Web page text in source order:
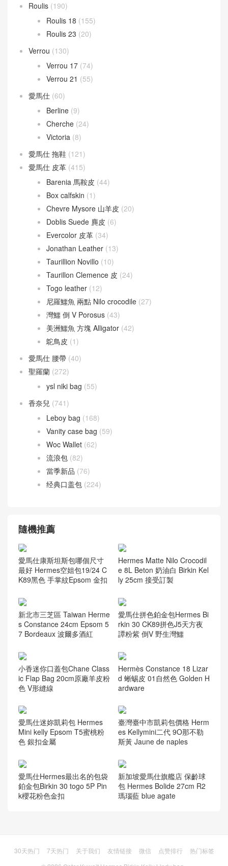
Roulis (190)
Roulis 18 (155)
Roulis 23 (20)
Verrou (130)
Verrou 17 (74)
Verrou 21 (55)
愛馬仕 (60)
Berline (9)
Cherche (24)
Victoria (8)
愛馬仕 拖鞋 (121)
愛馬仕 皮革 (415)
Barenia 馬鞍皮 (44)
Box calfskin (1)
Chevre Mysore 山羊皮 (20)
Doblis Suede 麂皮 (6)
Evercolor 皮革 (34)
Jonathan Leather (13)
Taurillion Novillo (10)
Taurillon Clemence 皮 (24)
Togo leather (12)
尼羅鱷魚 兩點 Nilo crocodile (27)
灣鱷 倒 V Porosus (43)
美洲鱷魚 方塊 Alligator (42)
鴕鳥皮 (1)
愛馬仕 腰帶 (40)
聖羅蘭 (272)
ysl niki bag (55)
香奈兒 (741)
Leboy bag (168)
Vanity case bag (59)
Woc Wallet (62)
流浪包 (82)
當季新品 (76)
经典口盖包 (224)
隨機推薦
愛馬仕康斯坦斯包哪個尺寸
最好 Hermes空姐包19/24 C
K89黑色 手掌紋Epsom 金扣
Hermes Matte Nilo Crocodil
e 8L Beton 奶油白 Birkin Kel
ly 25cm 接受訂製
新北市三芝區 Taiwan Herme
s Constance 24cm Epsom 5
7 Bordeaux 波爾多酒紅
愛馬仕拼色鉑金包Hermes Bi
rkin 30 CK89拼色J5天方夜
譚粉紫 倒V 野生灣鱷
小香迷你口蓋包Chane Class
ic Flap Bag 20cm原廠羊皮粉
色 V形縫線
Hermès Constance 18 Lizar
d 蜥蜴皮 01自然色 Golden H
ardware
愛馬仕迷妳凱莉包 Hermes
Mini kelly Epsom T5蜜桃粉
色 銀扣金屬
臺灣臺中市凱莉包價格 Herm
es Kellymini二代 9O那不勒
斯黃 Jaune de naples
愛馬仕Hermes最出名的包袋
鉑金包Birkin 30 togo 5P Pin
k櫻花粉色金扣
新加坡愛馬仕旗艦店 保齡球
包 Hermes Bolide 27cm R2
瑪瑙藍 blue agate
30天热门 7天热门 关于我们 友情链接 微信 点赞排行
热门标签